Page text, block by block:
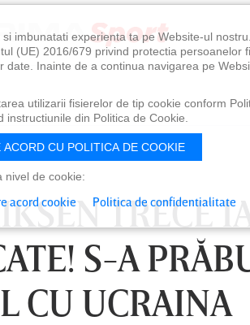
TRECE
S-A
CU UCRAINA
imbunatati experienta ta pe Website-ul
(UE) 2016/679 privind protectia persoanelor
Inainte de a continua navigarea pe
utilizarii fisierelor de tip cookie conform
din Politica de Cookie.
ACORD CU POLITICA DE COOKIE
nivel de cookie:
acord cookie Politica de confidentialitate